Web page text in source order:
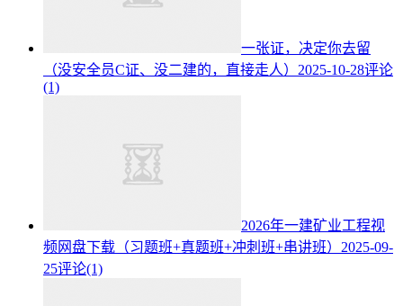
一张证，决定你去留
（没安全员C证、没二建的，直接走人） 2025-10-28评论
(1)
2026年一建矿业工程视
频网盘下载（习题班+真题班+冲刺班+串讲班） 2025-09-
25评论(1)